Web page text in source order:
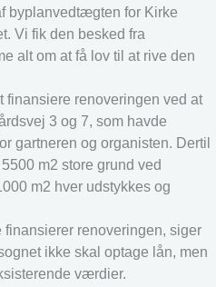
byplanvedtægten for Kirke
Vi fik den besked fra
alt om at få lov til at rive den
finansiere renoveringen ved at
3 og 7, som havde
gartneren og organisten. Dertil
m2 store grund ved
m2 hver udstykkes og
renoveringen, siger
ikke skal optage lån, men
værdier.